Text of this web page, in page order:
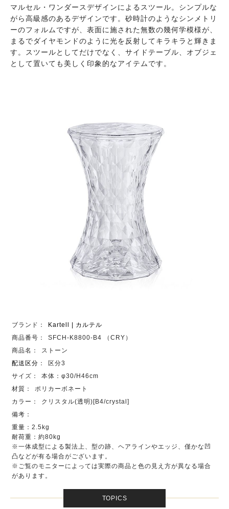
マルセル・ワンダースデザインによるスツール。シンプルな
がら高級感のあるデザインです。砂時計のようなシンメトリ
ーのフォルムですが、表面に施された無数の幾何学模様が、
まるでダイヤモンドのように光を反射してキラキラと輝きま
す。スツールとしてだけでなく、サイドテーブル、オブジェ
として置いても美しく印象的なアイテムです。
ブランド：
Kartell | カルテル
商品番号：
SFCH-K8800-B4 （CRY）
商品名：
ストーン
配送区分 ：
区分3
サイズ：
本体：φ30/H46cm
材質：
ポリカーボネート
カラー：
クリスタル(透明)[B4/crystal]
備考：
重量：2.5kg
耐荷重：約80kg
※一体成型による製法上、型の跡、ヘアラインやエッジ、僅かな凹
凸などが有る場合がございます。
※ご覧のモニターによっては実際の商品と色の見え方が異なる場合
があります。
TOPICS